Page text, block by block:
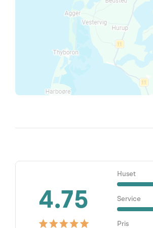
4.75
Huset
Service
Pris